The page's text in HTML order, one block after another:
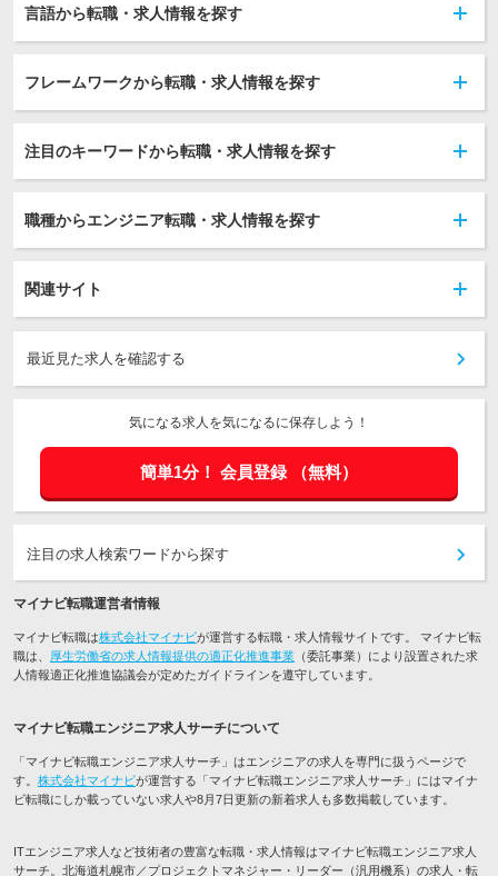
言語から転職・求人情報を探す
フレームワークから転職・求人情報を探す
注目のキーワードから転職・求人情報を探す
職種からエンジニア転職・求人情報を探す
関連サイト
最近見た求人を確認する
気になる求人を気になるに保存しよう！
簡単1分！ 会員登録 （無料）
注目の求人検索ワードから探す
マイナビ転職運営者情報
マイナビ転職は株式会社マイナビが運営する転職・求人情報サイトです。 マイナビ転
職は、 厚生労働省の求人情報提供の適正化推進事業 （委託事業）により設置された求
人情報適正化推進協議会が定めたガイドラインを遵守しています。
マイナビ転職エンジニア求人サーチについて
「マイナビ転職エンジニア求人サーチ」はエンジニアの求人を専門に扱うページで
す。 株式会社マイナビが運営する「マイナビ転職エンジニア求人サーチ」にはマイナ
ビ転職にしか載っていない求人や8月7日更新の新着求人も多数掲載しています。
ITエンジニア求人など技術者の豊富な転職・求人情報はマイナビ転職エンジニア求人
サーチ。北海道札幌市／プロジェクトマネジャー・リーダー（汎用機系）の求人・転